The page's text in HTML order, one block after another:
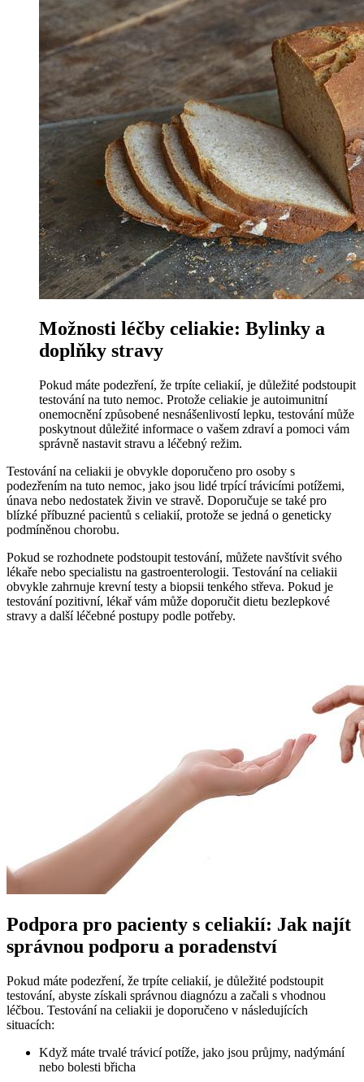
Možnosti léčby ​celiakie:‌ Bylinky a⁤
doplňky stravy
Pokud máte podezření, že trpíte celiakií, je​ důležité podstoupit
testování na tuto ⁢nemoc.​ Protože celiakie ⁤je autoimunitní
onemocnění způsobené nesnášenlivostí lepku,⁤ testování může
poskytnout ‍důležité informace o vašem zdraví a pomoci vám
správně nastavit stravu a léčebný režim.
Testování ​na ⁤celiakii je⁣ obvykle doporučeno pro⁢ osoby s
podezřením na tuto nemoc, jako jsou lidé trpící​ trávicími potížemi,
únava nebo nedostatek živin ve stravě. Doporučuje se také pro
blízké příbuzné ​pacientů s celiakií, protože‍ se jedná o geneticky
podmíněnou‌ chorobu.
Pokud se rozhodnete ⁢podstoupit testování, můžete navštívit svého
lékaře nebo specialistu na gastroenterologii. Testování na celiakii
obvykle​ zahrnuje krevní testy a biopsii tenkého střeva. Pokud je
testování‌ pozitivní, lékař ‌vám může doporučit dietu bezlepkové‌
stravy a další léčebné postupy⁢ podle potřeby.
Podpora ⁤pro pacienty s celiakií: Jak najít
správnou⁣ podporu a poradenství
Pokud máte podezření, že trpíte celiakií, je důležité podstoupit
testování, abyste získali ‌správnou diagnózu a ⁢začali s vhodnou‌
léčbou. Testování na celiakii je doporučeno v následujících
situacích:
Když máte trvalé trávicí potíže, ⁣jako jsou průjmy, nadýmání⁤
nebo bolesti břicha